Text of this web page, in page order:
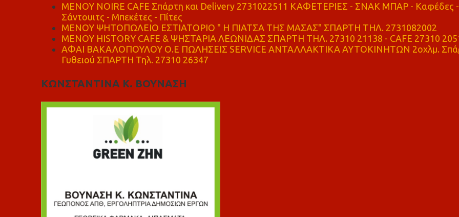
MENOY NOIRE CAFE Σπάρτη και Delivery 2731022511 ΚΑΦΕΤΕΡΙΕΣ - ΣΝΑΚ ΜΠΑΡ - Καφέδες -
Σάντουιτς - Μπεκέτες - Πίτες
ΜΕΝΟΥ ΨΗΤΟΠΩΛΕΙΟ ΕΣΤΙΑΤΟΡΙΟ " Η ΠΙΑΤΣΑ ΤΗΣ ΜΑΣΑΣ" ΣΠΑΡΤΗ ΤΗΛ. 2731082002
ΜΕΝΟΥ HISTORY CAFE & ΨΗΣΤΑΡΙΑ ΛΕΩΝΙΔΑΣ ΣΠΑΡΤΗ ΤΗΛ. 27310 21138 - CAFE 27310
ΑΦΑΙ ΒΑΚΑΛΟΠΟΥΛΟΥ Ο.Ε ΠΩΛΗΣΕΙΣ SERVICE ΑΝΤΑΛΛΑΚΤΙΚΑ ΑΥΤΟΚΙΝΗΤΩΝ 2οχλμ.
Γυθειού ΣΠΑΡΤΗ Τηλ. 27310 26347
ΚΩΝΣΤΑΝΤΙΝΑ Κ. ΒΟΥΝΑΣΗ